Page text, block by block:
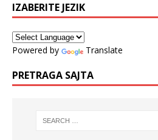
IZABERITE JEZIK
Powered by Translate
PRETRAGA SAJTA